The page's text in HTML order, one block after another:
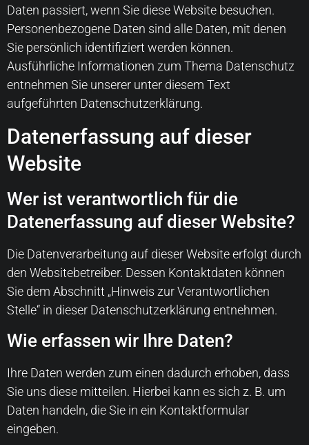
Daten passiert, wenn Sie diese Website besuchen.
Personenbezogene Daten sind alle Daten, mit denen
Sie persönlich identifiziert werden können.
Ausführliche Informationen zum Thema Datenschutz
entnehmen Sie unserer unter diesem Text
aufgeführten Datenschutzerklärung.
Datenerfassung auf dieser
Website
Wer ist verantwortlich für die
Datenerfassung auf dieser Website?
Die Datenverarbeitung auf dieser Website erfolgt durch
den Websitebetreiber. Dessen Kontaktdaten können
Sie dem Abschnitt „Hinweis zur Verantwortlichen
Stelle“ in dieser Datenschutzerklärung entnehmen.
Wie erfassen wir Ihre Daten?
Ihre Daten werden zum einen dadurch erhoben, dass
Sie uns diese mitteilen. Hierbei kann es sich z. B. um
Daten handeln, die Sie in ein Kontaktformular
eingeben.